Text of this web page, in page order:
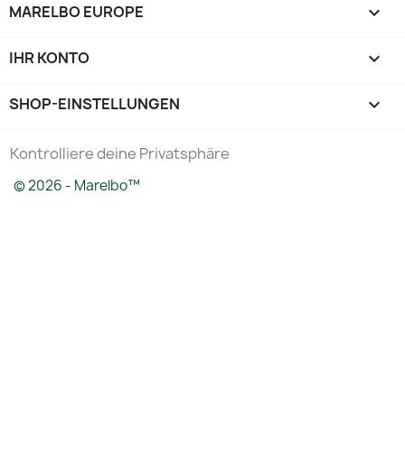
MARELBO EUROPE 
IHR KONTO 
SHOP-EINSTELLUNGEN keyboard_arrow_down
Kontrolliere deine Privatsphäre
© 2026 - Marelbo™